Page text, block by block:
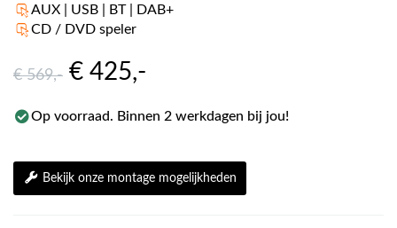
AUX | USB | BT | DAB+
CD / DVD speler
€ 569,- € 425,-
Op voorraad. Binnen 2 werkdagen bij jou!
Bekijk onze montage mogelijkheden